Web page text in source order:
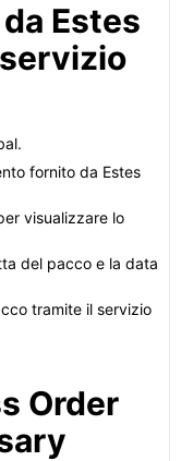
Estes
fornito da Estes
visualizzare lo
del pacco e la data
tramite il servizio
Order